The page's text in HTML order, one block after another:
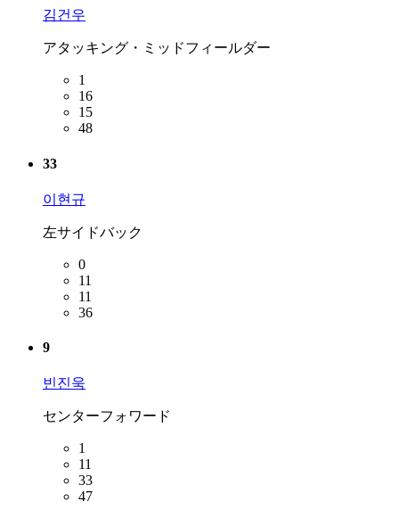
김건우
アタッキング・ミッドフィールダー
1
16
15
48
33
이현규
左サイドバック
0
11
11
36
9
빈진욱
センターフォワード
1
11
33
47